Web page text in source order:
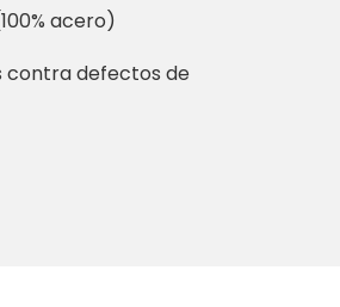
acero)
contra defectos de